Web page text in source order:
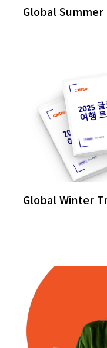
Global Summer
Global Winter